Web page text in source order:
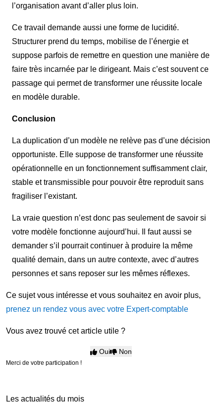
l’organisation avant d’aller plus loin.
Ce travail demande aussi une forme de lucidité.
Structurer prend du temps, mobilise de l’énergie et
suppose parfois de remettre en question une manière de
faire très incarnée par le dirigeant. Mais c’est souvent ce
passage qui permet de transformer une réussite locale
en modèle durable.
Conclusion
La duplication d’un modèle ne relève pas d’une décision
opportuniste. Elle suppose de transformer une réussite
opérationnelle en un fonctionnement suffisamment clair,
stable et transmissible pour pouvoir être reproduit sans
fragiliser l’existant.
La vraie question n’est donc pas seulement de savoir si
votre modèle fonctionne aujourd’hui. Il faut aussi se
demander s’il pourrait continuer à produire la même
qualité demain, dans un autre contexte, avec d’autres
personnes et sans reposer sur les mêmes réflexes.
Ce sujet vous intéresse et vous souhaitez en avoir plus,
prenez un rendez vous avec votre Expert-comptable
Vous avez trouvé cet article utile ?
Oui Non
Merci de votre participation !
Les actualités du mois